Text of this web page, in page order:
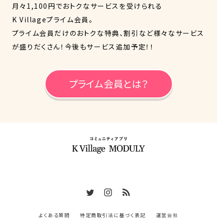
月々1,100円でおトクなサービスを受けられる
K Villageプライム会員。
プライム会員だけのおトクな特典、割引など様々なサービス
が盛りだくさん！今後もサービス追加予定！！
プライム会員とは？
よくある質問 特定商取引法に基づく表記 運営会社